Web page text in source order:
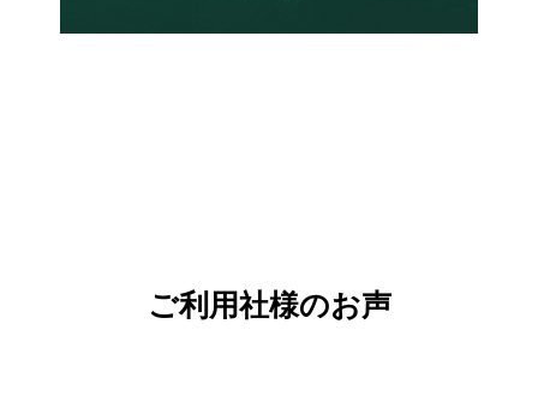
ご利用社様のお声